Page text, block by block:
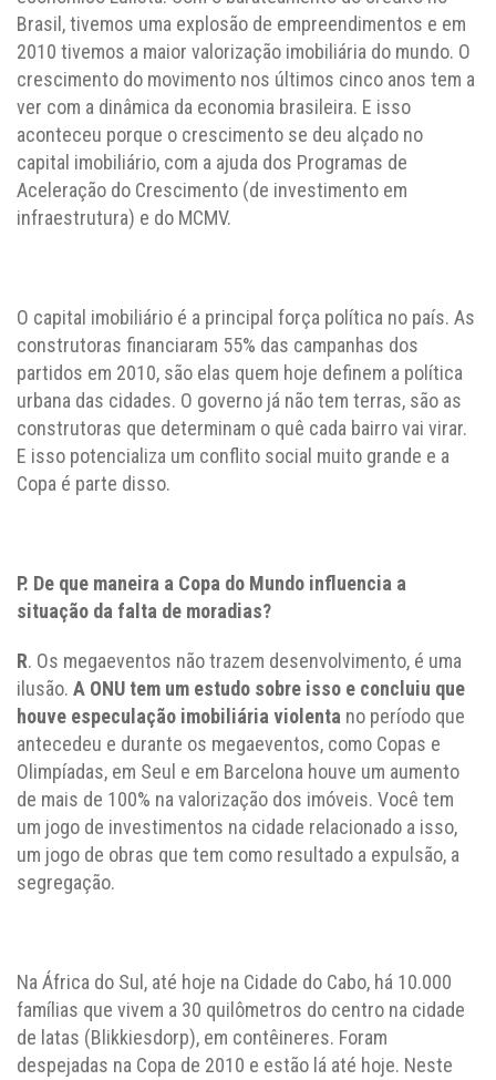
Brasil, tivemos uma explosão de empreendimentos e em
2010 tivemos a maior valorização imobiliária do mundo. O
crescimento do movimento nos últimos cinco anos tem a
ver com a dinâmica da economia brasileira. E isso
aconteceu porque o crescimento se deu alçado no
capital imobiliário, com a ajuda dos Programas de
Aceleração do Crescimento (de investimento em
infraestrutura) e do MCMV.
O capital imobiliário é a principal força política no país. As
construtoras financiaram 55% das campanhas dos
partidos em 2010, são elas quem hoje definem a política
urbana das cidades. O governo já não tem terras, são as
construtoras que determinam o quê cada bairro vai virar.
E isso potencializa um conflito social muito grande e a
Copa é parte disso.
P. De que maneira a Copa do Mundo influencia a
situação da falta de moradias?
R. Os megaeventos não trazem desenvolvimento, é uma
ilusão. A ONU tem um estudo sobre isso e concluiu que
houve especulação imobiliária violenta no período que
antecedeu e durante os megaeventos, como Copas e
Olimpíadas, em Seul e em Barcelona houve um aumento
de mais de 100% na valorização dos imóveis. Você tem
um jogo de investimentos na cidade relacionado a isso,
um jogo de obras que tem como resultado a expulsão, a
segregação.
Na África do Sul, até hoje na Cidade do Cabo, há 10.000
famílias que vivem a 30 quilômetros do centro na cidade
de latas (Blikkiesdorp), em contêineres. Foram
despejadas na Copa de 2010 e estão lá até hoje. Neste